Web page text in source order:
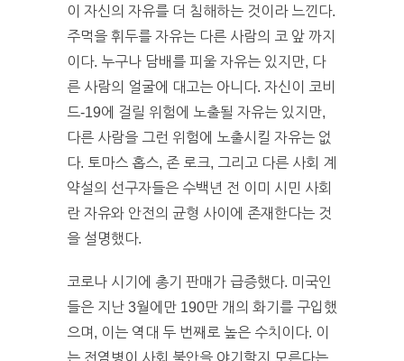
이 자신의 자유를 더 침해하는 것이라 느낀다.
주먹을 휘두를 자유는 다른 사람의 코 앞 까지
이다. 누구나 담배를 피울 자유는 있지만, 다
른 사람의 얼굴에 대고는 아니다. 자신이 코비
드-19에 걸릴 위험에 노출될 자유는 있지만,
다른 사람을 그런 위험에 노출시킬 자유는 없
다. 토마스 홉스, 존 로크, 그리고 다른 사회 계
약설의 선구자들은 수백년 전 이미 시민 사회
란 자유와 안전의 균형 사이에 존재한다는 것
을 설명했다.
코로나 시기에 총기 판매가 급증했다. 미국인
들은 지난 3월에만 190만 개의 화기를 구입했
으며, 이는 역대 두 번째로 높은 수치이다. 이
는 전염병이 사회 불안을 야기할지 모른다는